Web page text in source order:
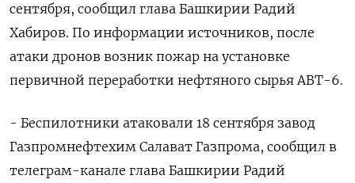
сентября, сообщил глава Башкирии Радий
Хабиров. По информации источников, после
атаки дронов возник пожар на установке
первичной переработки нефтяного сырья АВТ-6.
- Беспилотники атаковали 18 сентября завод
Газпромнефтехим Салават Газпрома, сообщил в
телеграм-канале глава Башкирии Радий